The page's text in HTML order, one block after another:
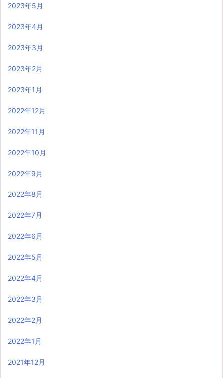
2023年5月
2023年4月
2023年3月
2023年2月
2023年1月
2022年12月
2022年11月
2022年10月
2022年9月
2022年8月
2022年7月
2022年6月
2022年5月
2022年4月
2022年3月
2022年2月
2022年1月
2021年12月